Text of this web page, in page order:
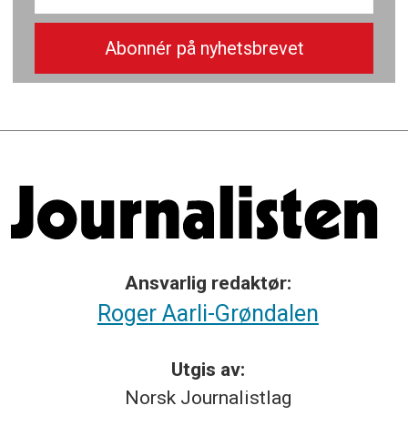
Ansvarlig redaktør:
Roger Aarli-Grøndalen
Utgis av:
Norsk Journalistlag